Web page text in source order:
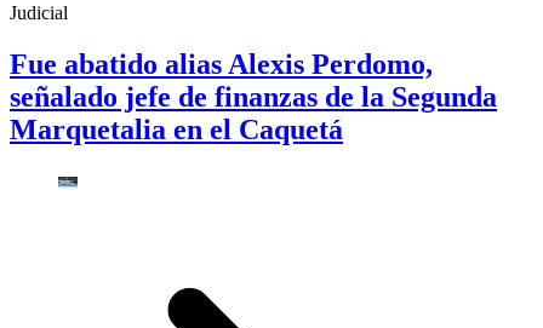
Judicial
Fue abatido alias Alexis Perdomo,
señalado jefe de finanzas de la Segunda
Marquetalia en el Caquetá